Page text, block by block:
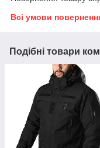
Всі умови
Подібні товари